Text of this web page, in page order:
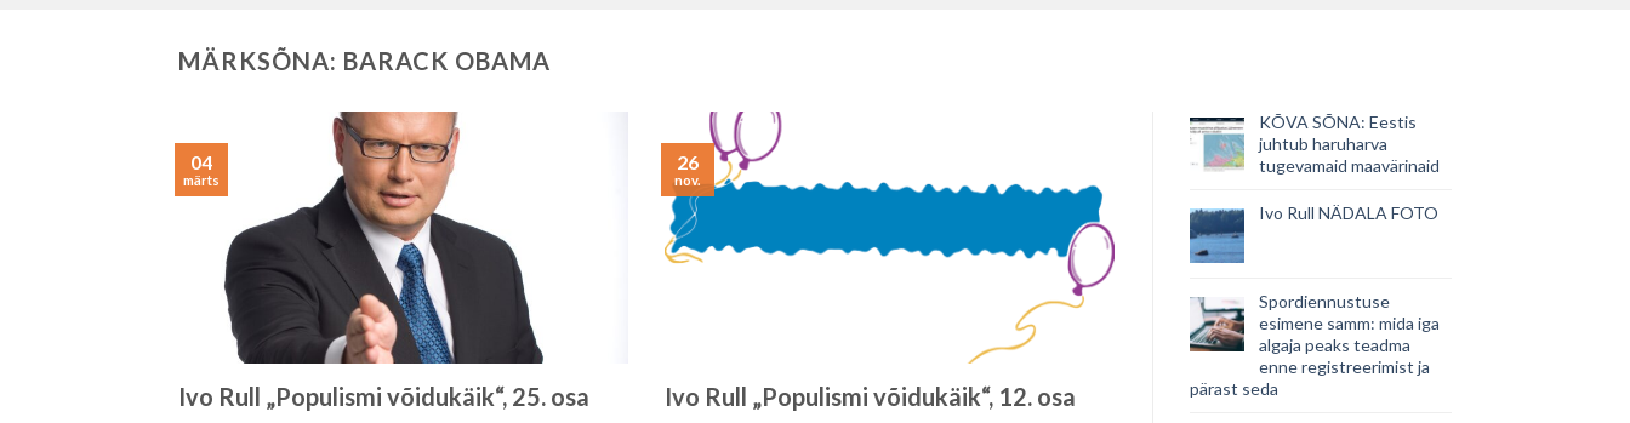
MÄRKSÕNA: BARACK OBAMA
Ivo Rull „Populismi võidukäik“, 25. osa
04
märts
Ivo Rull „Populismi võidukäik“, 12. osa
26
nov.
KÕVA SÕNA: Eestis
juhtub haruharva
tugevamaid maavärinaid
Ivo Rull NÄDALA FOTO
Spordiennustuse
esimene samm: mida iga
algaja peaks teadma
enne registreerimist ja
pärast seda